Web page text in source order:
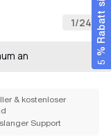
1/24
an
& kostenloser
Support